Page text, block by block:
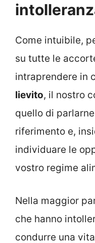
Come intuibile,
su tutte le
intraprendere in
lievito, il nostro
quello di
riferimento e,
individuare le
vostro regime
Nella maggior
che hanno
condurre una